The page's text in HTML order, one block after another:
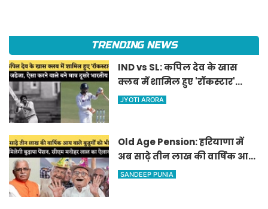
TRENDING NEWS
IND vs SL: कपिल देव के खास
क्लब में शामिल हुए 'रॉकस्टार'
जडेजा, ऐसा करने वाले बने मात्र
JYOTI ARORA
Old Age Pension: हरियाणा में
अब साढ़े तीन लाख की वार्षिक आय
वाले बुजुर्गों को भी मिलेगी बुढ़ापा
SANDEEP PUNIA